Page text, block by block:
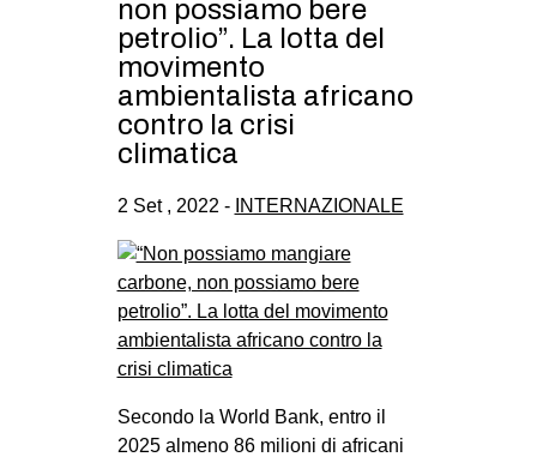
non possiamo bere
petrolio”. La lotta del
movimento
ambientalista africano
contro la crisi
climatica
2 Set , 2022 - INTERNAZIONALE
Secondo la World Bank, entro il
2025 almeno 86 milioni di africani